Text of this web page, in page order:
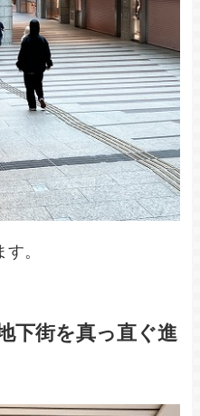
。
下街を真っ直ぐ進